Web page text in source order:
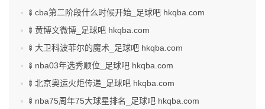
🍢cba第二阶段什么时候开始_足球吧 hkqba.com
🍢黄博文微博_足球吧 hkqba.com
🍢大卫科波菲尔的魔术_足球吧 hkqba.com
🍢nba03年选秀顺位_足球吧 hkqba.com
🍢北京奥运火炬传递_足球吧 hkqba.com
🍢nba75周年75大球星排名_足球吧 hkqba.com